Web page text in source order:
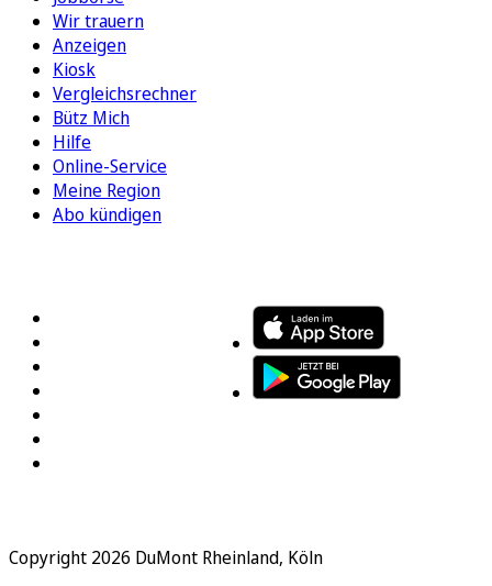
Wir trauern
Anzeigen
Kiosk
Vergleichsrechner
Bütz Mich
Hilfe
Online-Service
Meine Region
Abo kündigen
Copyright 2026 DuMont Rheinland, Köln